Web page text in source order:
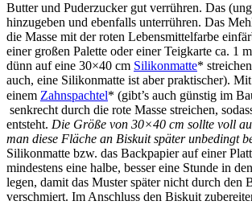
Butter und Puderzucker gut verrühren. Das
hinzugeben und ebenfalls unterrühren. Das
die Masse mit der roten Lebensmittelfarbe
einer großen Palette oder einer Teigkarte ca. 1
dünn auf eine 30×40 cm Silikonmatte*
auch, eine Silikonmatte ist aber praktischer). Mit
einem Zahnspachtel* (gibt’s auch günstig im
senkrecht durch die rote Masse streichen,
entsteht. Die Größe von 30×40 cm sollte voll
man diese Fläche an Biskuit später unbedingt
Silikonmatte bzw. das Backpapier auf einer
mindestens eine halbe, besser eine Stunde in
legen, damit das Muster später nicht durch den
verschmiert. Im Anschluss den Biskuit